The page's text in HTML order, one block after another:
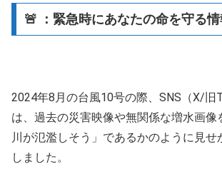
🚨 ：緊急時にあなたの命を守る
2024年8月の台風10号の際、SNS（X/
は、過去の災害映像や無関係な増水画像
川が氾濫しそう」であるかのように見せ
しました。